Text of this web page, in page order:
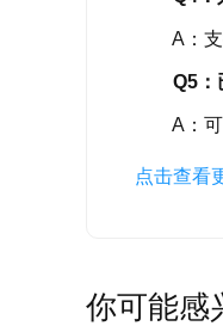
A：支持
Q5：
A：可以
Q6：
Q7：
点击查看
你可能感